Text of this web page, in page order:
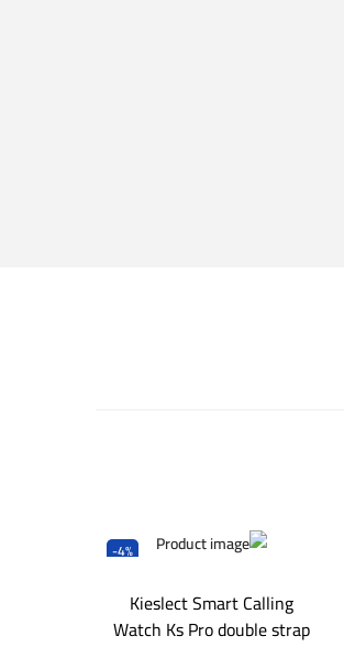
-4%
Kieslect Smart Calling
Watch Ks Pro double strap